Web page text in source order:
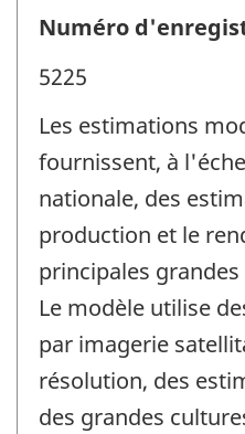
Numéro
5225
Les estimations
fournissent, à
nationale, des
production et le
principales
Le modèle utilise
par imagerie
résolution, des
des grandes